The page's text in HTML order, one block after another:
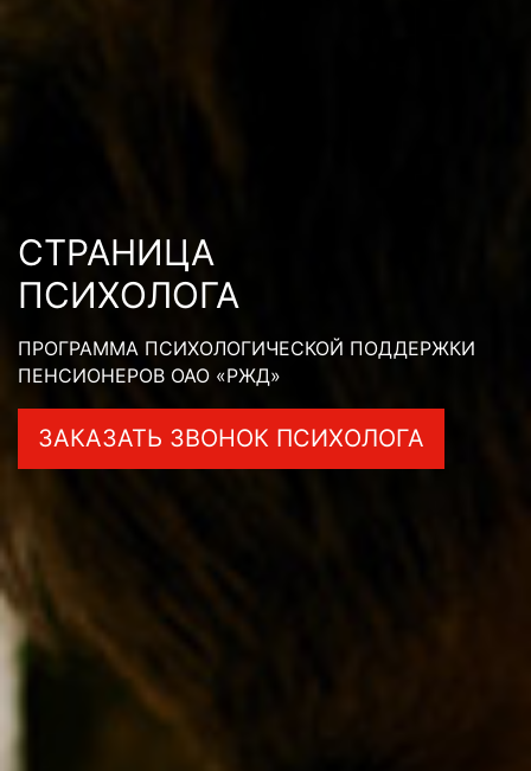
СТРАНИЦА
ПСИХОЛОГА
ПРОГРАММА ПСИХОЛОГИЧЕСКОЙ ПОДДЕРЖКИ
ПЕНСИОНЕРОВ ОАО «РЖД»
ЗАКАЗАТЬ ЗВОНОК ПСИХОЛОГА